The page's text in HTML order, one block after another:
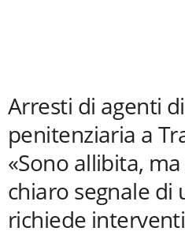
Arresti di agenti
penitenziaria a
«Sono allibita,
chiaro segnale di
richiede